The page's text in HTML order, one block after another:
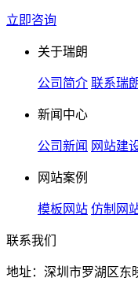
立即咨询
关于瑞朗
公司简介 联系瑞
新闻中心
公司新闻 网站建
网站案例
模板网站 仿制网
联系我们
地址：深圳市罗湖区东